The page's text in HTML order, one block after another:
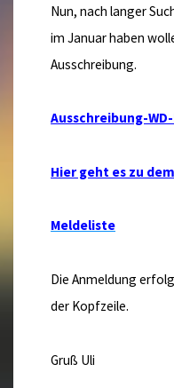
Nun, nach langer
im Januar haben
Ausschreibung.
Ausschreibung-
Hier geht es zu
Meldeliste
Die Anmeldung
der Kopfzeile.
Gruß Uli